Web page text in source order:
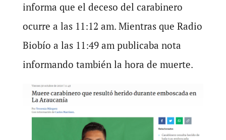
informa que el deceso del carabinero
ocurre a las 11:12 am. Mientras que Radio
Biobío a las 11:49 am publicaba nota
informando también la hora de muerte.